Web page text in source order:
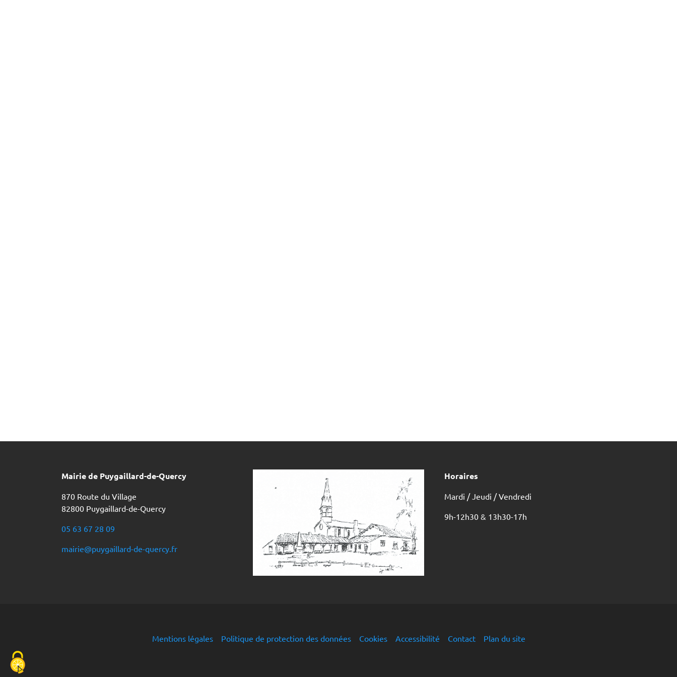
Mairie de Puygaillard-de-Quercy
870 Route du Village
82800 Puygaillard-de-Quercy
05 63 67 28 09
mairie@puygaillard-de-quercy.fr
Horaires
Mardi / Jeudi / Vendredi
9h-12h30 & 13h30-17h
Mentions légales Politique de protection des données Cookies Accessibilité Contact Plan du site